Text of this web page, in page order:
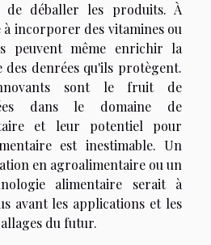
de déballer les produits. À
incorporer des vitamines ou
peuvent même enrichir la
denrées qu'ils protègent.
sont le fruit de
dans le domaine de
et leur potentiel pour
est inestimable. Un
en agroalimentaire ou un
alimentaire serait à
avant les applications et les
du futur.